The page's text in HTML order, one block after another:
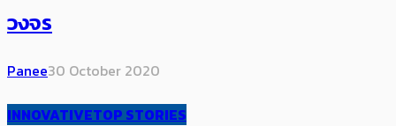
วงจร
Panee30 October 2020
INNOVATIVETOP STORIES